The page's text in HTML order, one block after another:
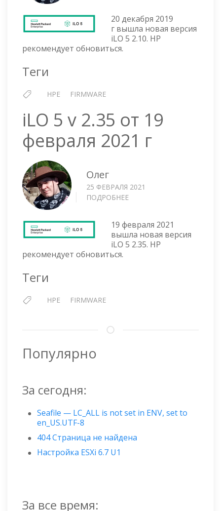
V
2.10
ОТ
20 декабря 2019
г вышла новая версия
iLO 5 2.10. HP
рекомендует обновиться.
Теги
HPE FIRMWARE
iLO 5 v 2.35 от 19
февраля 2021 г
Олег
25 ФЕВРАЛЯ 2021
ПОДРОБНЕЕ
V
2.35
ОТ
19 февраля 2021
вышла новая версия
iLO 5 2.35. HP
рекомендует обновиться.
Теги
HPE FIRMWARE
Популярно
За сегодня:
Seafile — LC_ALL is not set in ENV, set to
en_US.UTF-8
404 Страница не найдена
Настройка ESXi 6.7 U1
За все время: